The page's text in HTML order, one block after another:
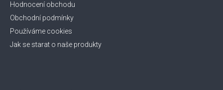
Hodnocení obchodu
Obchodní podmínky
Používáme cookies
Jak se starat o naše produkty